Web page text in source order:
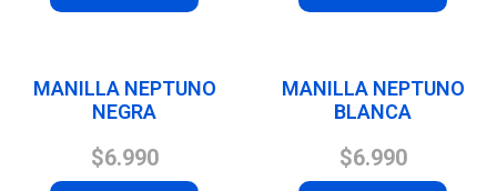
MANILLA NEPTUNO
NEGRA
$6.990
MANILLA NEPTUNO
BLANCA
$6.990